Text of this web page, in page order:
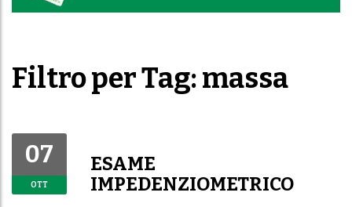
Filtro per Tag: massa
07
OTT
ESAME
IMPEDENZIOMETRICO